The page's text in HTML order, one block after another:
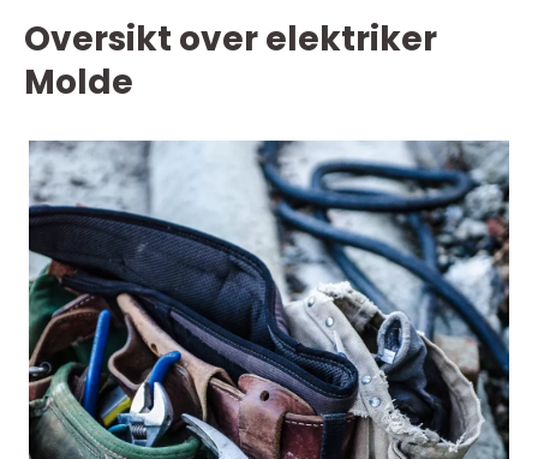
Oversikt over elektriker
Molde